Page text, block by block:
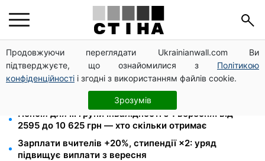
Продовжуючи переглядати Ukrainianwall.com Ви
підтверджуєте, що ознайомилися з Політикою
конфіденційності і згодні з використанням файлів cookie.
Зрозумів
10 заявок — і МСЦ МВС приїде у громаду: обмін
прав, реєстрація авто та міжнародне посвідчення
26 000 підписів — Зеленський доручив РНБО
позбавляти водіїв прав за систематичні порушення
Пенсія для III групи інвалідності з 1 вересня: від
2595 до 10 625 грн — хто скільки отримає
Зарплати вчителів +20%, стипендії ×2: уряд
підвищує виплати з вересня